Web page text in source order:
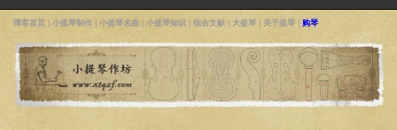
博客首页 小提琴制作 小提琴名曲 小提琴知识 综合文献 大提琴 关于提琴 购琴